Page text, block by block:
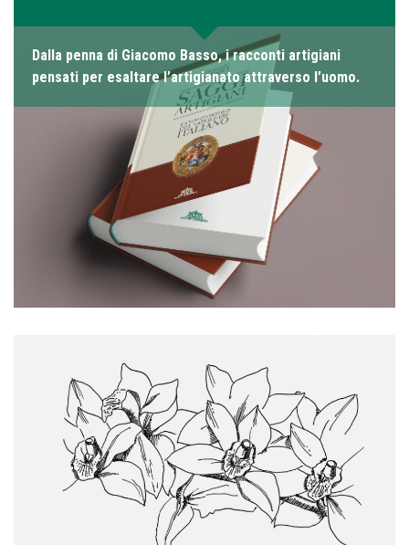
Dalla penna di Giacomo Basso, i racconti artigiani
pensati per esaltare l’artigianato attraverso l’uomo.